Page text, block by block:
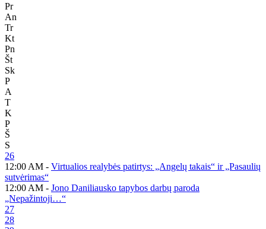
Pr
An
Tr
Kt
Pn
Št
Sk
P
A
T
K
P
Š
S
26
12:00 AM - Virtualios realybės patirtys: „Angelų takais“ ir „Pasaulių
sutvėrimas“
12:00 AM - Jono Daniliausko tapybos darbų paroda
„Nepažintoji…“
27
28